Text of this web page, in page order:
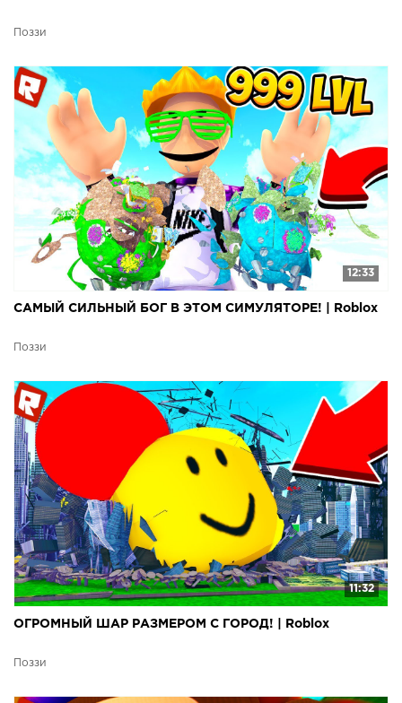
Поззи
12:33
САМЫЙ СИЛЬНЫЙ БОГ В ЭТОМ СИМУЛЯТОРЕ! | Roblox
Поззи
11:32
ОГРОМНЫЙ ШАР РАЗМЕРОМ С ГОРОД! | Roblox
Поззи